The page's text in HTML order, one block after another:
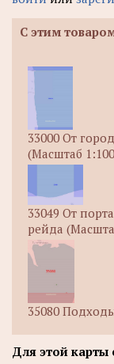
С этим
33000 От
(Масштаб
33049 От
рейда
35080
Для этой карты